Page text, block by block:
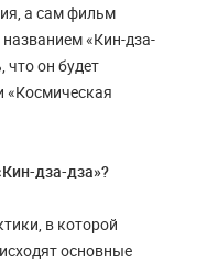
а сам фильм
«Кин-дза-
что он будет
«Космическая
дза-дза»?
в которой
основные